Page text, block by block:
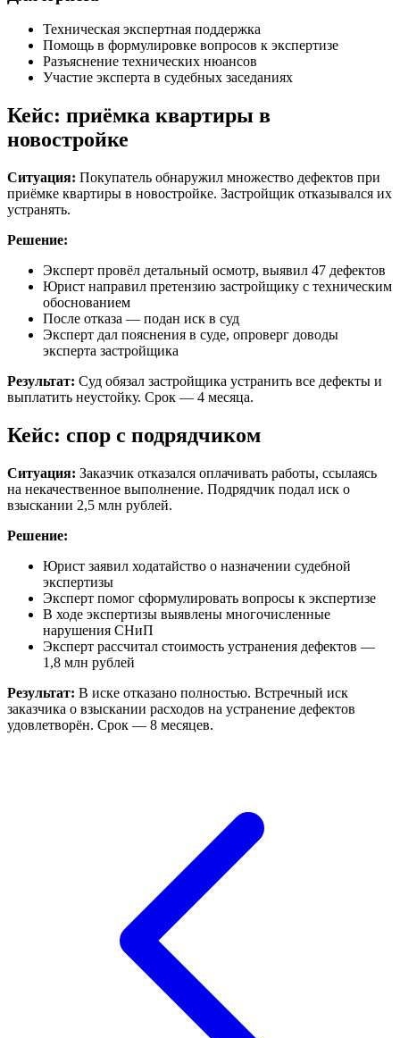
Техническая экспертная поддержка
Помощь в формулировке вопросов к экспертизе
Разъяснение технических нюансов
Участие эксперта в судебных заседаниях
Кейс: приёмка квартиры в
новостройке
Ситуация: Покупатель обнаружил множество дефектов при
приёмке квартиры в новостройке. Застройщик отказывался их
устранять.
Решение:
Эксперт провёл детальный осмотр, выявил 47 дефектов
Юрист направил претензию застройщику с техническим
обоснованием
После отказа — подан иск в суд
Эксперт дал пояснения в суде, опроверг доводы
эксперта застройщика
Результат: Суд обязал застройщика устранить все дефекты и
выплатить неустойку. Срок — 4 месяца.
Кейс: спор с подрядчиком
Ситуация: Заказчик отказался оплачивать работы, ссылаясь
на некачественное выполнение. Подрядчик подал иск о
взыскании 2,5 млн рублей.
Решение:
Юрист заявил ходатайство о назначении судебной
экспертизы
Эксперт помог сформулировать вопросы к экспертизе
В ходе экспертизы выявлены многочисленные
нарушения СНиП
Эксперт рассчитал стоимость устранения дефектов —
1,8 млн рублей
Результат: В иске отказано полностью. Встречный иск
заказчика о взыскании расходов на устранение дефектов
удовлетворён. Срок — 8 месяцев.